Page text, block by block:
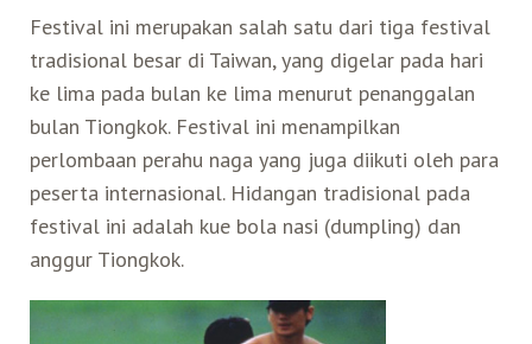
Tips Wisata Taiwan
Berita & Peristiwa
Peta Panduan
FAQ
Lokawisata
Pendahuluan Taiwan
Ide Liburan
Asosiasi Pariwisata
Wisata Pegunungan
Kunjungan
Wisata Bermalam
Seni Budaya Lokal
Festival
Seni Budaya
Kerajinan Tangan
Destinasi Pilihan
Transportasi
Kereta Api
Atraksi Taiwan Bagian Utara
Taiwan Ramah Muslim
Hidangan Gourmet
Festival ini merupakan salah satu dari tiga festival
tradisional besar di Taiwan, yang digelar pada hari
ke lima pada bulan ke lima menurut penanggalan
bulan Tiongkok. Festival ini menampilkan
perlombaan perahu naga yang juga diikuti oleh para
peserta internasional. Hidangan tradisional pada
festival ini adalah kue bola nasi (dumpling) dan
anggur Tiongkok.